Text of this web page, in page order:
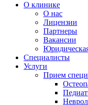
О клинике
О нас
Лицензии
Партнеры
Вакансии
Специалисты
Услуги
Прием